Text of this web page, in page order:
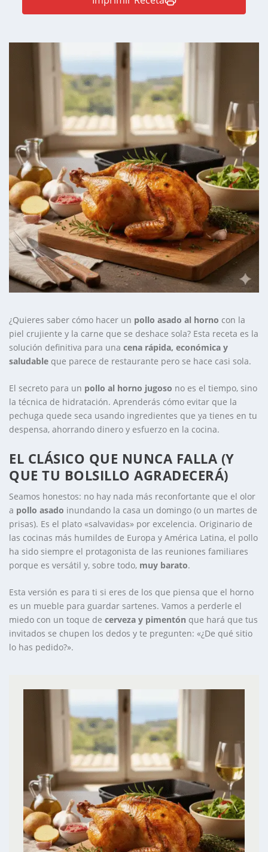
¿Quieres saber cómo hacer un pollo asado al horno con la
piel crujiente y la carne que se deshace sola? Esta receta es la
solución definitiva para una cena rápida, económica y
saludable que parece de restaurante pero se hace casi sola.
El secreto para un pollo al horno jugoso no es el tiempo, sino
la técnica de hidratación. Aprenderás cómo evitar que la
pechuga quede seca usando ingredientes que ya tienes en tu
despensa, ahorrando dinero y esfuerzo en la cocina.
EL CLÁSICO QUE NUNCA FALLA (Y
QUE TU BOLSILLO AGRADECERÁ)
Seamos honestos: no hay nada más reconfortante que el olor
a pollo asado inundando la casa un domingo (o un martes de
prisas). Es el plato «salvavidas» por excelencia. Originario de
las cocinas más humildes de Europa y América Latina, el pollo
ha sido siempre el protagonista de las reuniones familiares
porque es versátil y, sobre todo, muy barato.
Esta versión es para ti si eres de los que piensa que el horno
es un mueble para guardar sartenes. Vamos a perderle el
miedo con un toque de cerveza y pimentón que hará que tus
invitados se chupen los dedos y te pregunten: «¿De qué sitio
lo has pedido?».